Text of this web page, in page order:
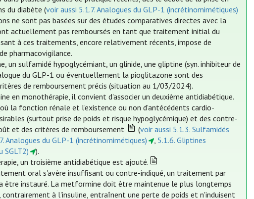
du diabète (voir aussi 5.1.7. Analogues du GLP-1 (incrétinomimétiques)
ne sont pas basées sur des études comparatives directes avec la
actuellement pas remboursés en tant que traitement initial du
à ces traitements, encore relativement récents, impose de
pharmacovigilance.
sulfamidé hypoglycémiant, un glinide, une gliptine (syn. inhibiteur de
du GLP-1 ou éventuellement la pioglitazone sont des
de remboursement précis (situation au 1/03/2024).
en monothérapie, il convient d'associer un deuxième antidiabétique.
la fonction rénale et l’existence ou non d’antécédents cardio-
(surtout prise de poids et risque hypoglycémique) et des contre-
et des critères de remboursement
(voir aussi 5.1.3. Sulfamidés
Analogues du GLP-1 (incrétinomimétiques) , 5.1.6. Gliptines
SGLT2)
).
un troisième antidiabétique est ajouté.
oral s'avère insuffisant ou contre-indiqué, un traitement par
être instauré. La metformine doit être maintenue le plus longtemps
contrairement à l'insuline, entraînent une perte de poids et n'induisent